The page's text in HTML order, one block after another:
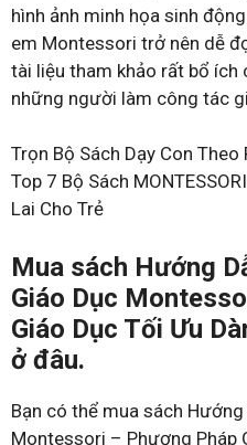
hình ảnh minh họa sinh
em Montessori trở nên dễ
tài liệu tham khảo rất bổ ích
những người làm công tác
Trọn Bộ Sách Dạy Con
Top 7 Bộ Sách
Lai Cho Trẻ
Mua sách Hướng
Giáo Dục
Giáo Dục Tối Ưu
ở đâu.
Bạn có thể mua sách
Montessori – Phương Pháp